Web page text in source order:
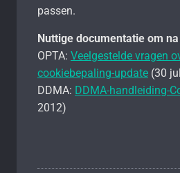
passen.
Nuttige documentatie om
OPTA: Veelgestelde vragen
cookiebepaling-update (30
DDMA: DDMA-handleiding-
2012)